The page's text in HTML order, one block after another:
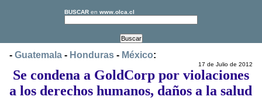
BUSCAR en www.olca.cl
- Guatemala - Honduras - México:
17 de Julio de 2012
Se condena a GoldCorp por violaciones
a los derechos humanos, daños a la salud